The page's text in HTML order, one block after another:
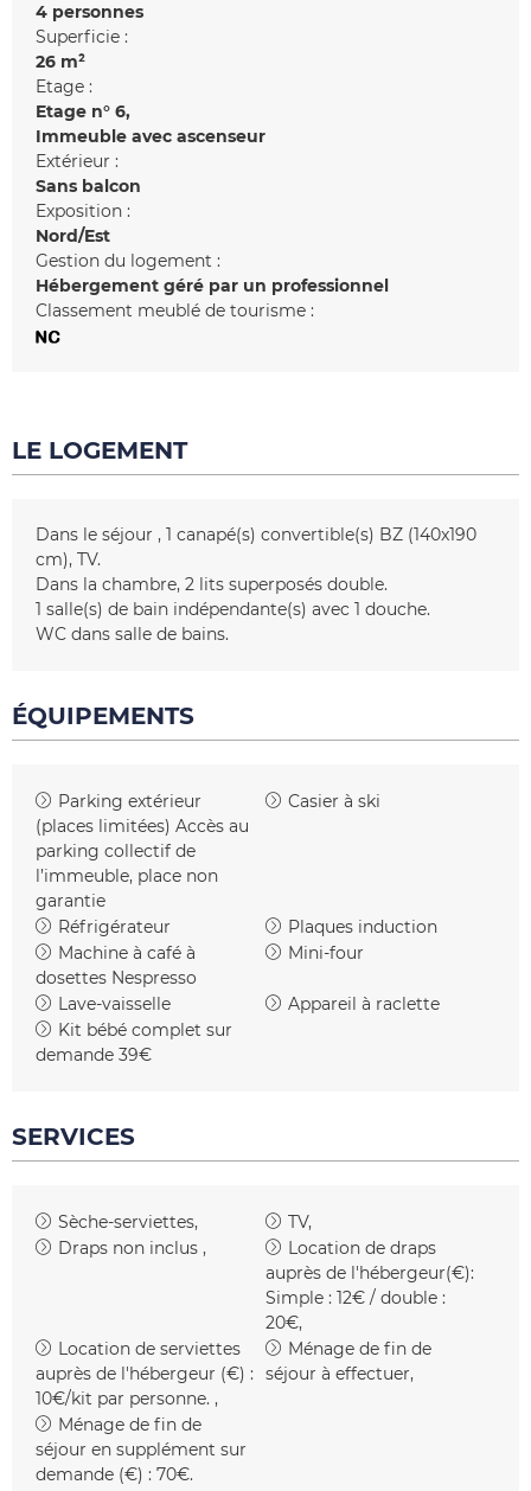
4 personnes
Superficie :
26 m²
Etage :
Etage n° 6
Immeuble avec ascenseur
Extérieur :
Sans balcon
Exposition :
Nord/Est
Gestion du logement :
Hébergement géré par un professionnel
Classement meublé de tourisme :
LE LOGEMENT
Dans le séjour 1 canapé(s) convertible(s) BZ (140x190
cm) TV
Dans la chambre 2 lits superposés double
1 salle(s) de bain indépendante(s) avec 1 douche
WC dans salle de bains
ÉQUIPEMENTS
Parking extérieur
(places limitées) Accès au
parking collectif de
l’immeuble, place non
garantie
Casier à ski
Réfrigérateur
Plaques induction
Machine à café à
dosettes Nespresso
Mini-four
Lave-vaisselle
Appareil à raclette
Kit bébé complet sur
demande 39€
SERVICES
Sèche-serviettes
TV
Draps non inclus
Location de draps
auprès de l'hébergeur(€):
Simple : 12€ / double :
20€
Location de serviettes
auprès de l'hébergeur (€) :
10€/kit par personne.
Ménage de fin de
séjour à effectuer
Ménage de fin de
séjour en supplément sur
demande (€) : 70€